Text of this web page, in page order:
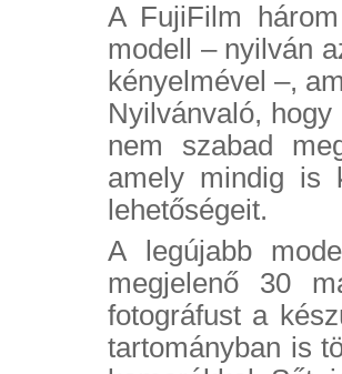
A FujiFilm
modell – nyilván
kényelmével –,
Nyilvánvaló,
nem szabad
amely mindig is
lehetőségeit.
A legújabb
megjelenő 30
fotográfust a
tartományban is